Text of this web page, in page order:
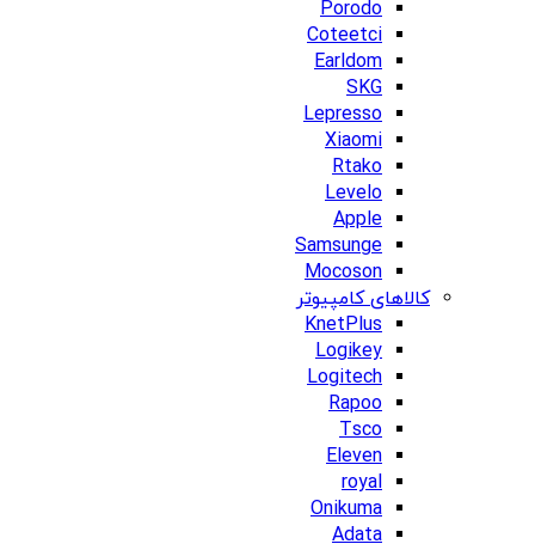
Porodo
Coteetci
Earldom
SKG
Lepresso
Xiaomi
Rtako
Levelo
Apple
Samsunge
Mocoson
کالاهای کامپیوتر
KnetPlus
Logikey
Logitech
Rapoo
Tsco
Eleven
royal
Onikuma
Adata